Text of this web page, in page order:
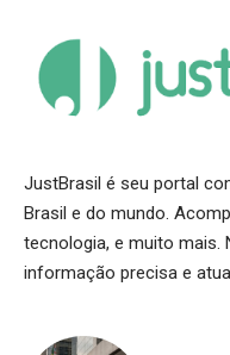
JustBrasil é seu portal
Brasil e do mundo.
tecnologia, e muito
informação precisa e